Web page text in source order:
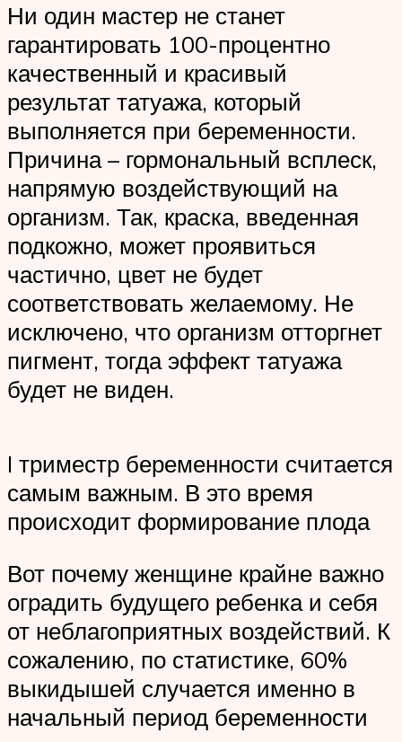
Ни один мастер не станет
гарантировать 100-процентно
качественный и красивый
результат татуажа, который
выполняется при беременности.
Причина – гормональный всплеск,
напрямую воздействующий на
организм. Так, краска, введенная
подкожно, может проявиться
частично, цвет не будет
соответствовать желаемому. Не
исключено, что организм отторгнет
пигмент, тогда эффект татуажа
будет не виден.
I триместр беременности считается
самым важным. В это время
происходит формирование плода
Вот почему женщине крайне важно
оградить будущего ребенка и себя
от неблагоприятных воздействий. К
сожалению, по статистике, 60%
выкидышей случается именно в
начальный период беременности